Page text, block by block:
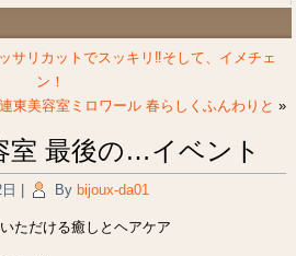
サリカットでスッキリ‼︎そして、イメチェ
ン！
東美容室ミロワール 春らしくふんわりと »
室 最後の…イベント
By bijoux-da01
ただける癒しとヘアケア